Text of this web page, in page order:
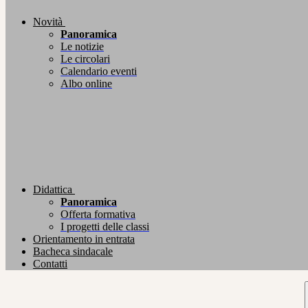
Novità
Panoramica
Le notizie
Le circolari
Calendario eventi
Albo online
Didattica
Panoramica
Offerta formativa
I progetti delle classi
Orientamento in entrata
Bacheca sindacale
Contatti